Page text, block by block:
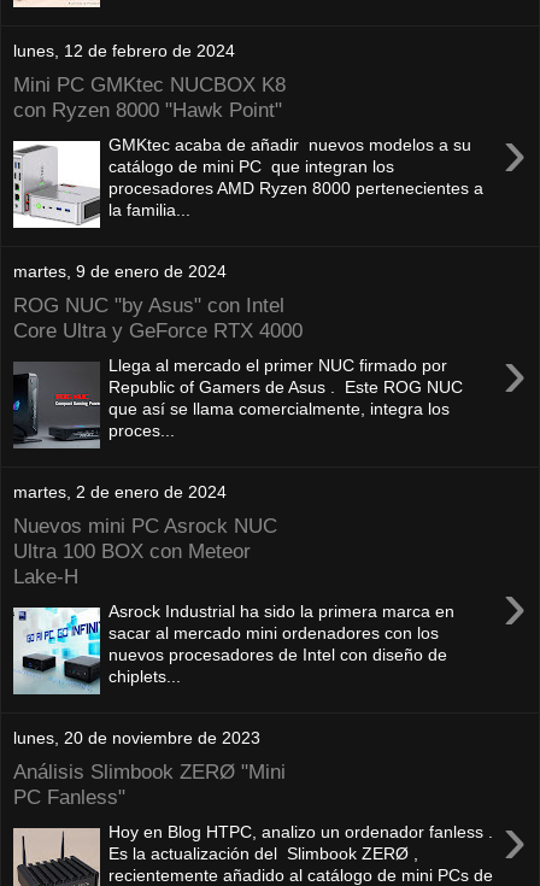
lunes, 12 de febrero de 2024
Mini PC GMKtec NUCBOX K8
con Ryzen 8000 "Hawk Point"
›
GMKtec acaba de añadir nuevos modelos a su
catálogo de mini PC que integran los
procesadores AMD Ryzen 8000 pertenecientes a
la familia...
martes, 9 de enero de 2024
ROG NUC "by Asus" con Intel
Core Ultra y GeForce RTX 4000
›
Llega al mercado el primer NUC firmado por
Republic of Gamers de Asus . Este ROG NUC
que así se llama comercialmente, integra los
proces...
martes, 2 de enero de 2024
Nuevos mini PC Asrock NUC
Ultra 100 BOX con Meteor
Lake-H
›
Asrock Industrial ha sido la primera marca en
sacar al mercado mini ordenadores con los
nuevos procesadores de Intel con diseño de
chiplets...
lunes, 20 de noviembre de 2023
Análisis Slimbook ZERØ "Mini
PC Fanless"
›
Hoy en Blog HTPC, analizo un ordenador fanless .
Es la actualización del Slimbook ZERØ ,
recientemente añadido al catálogo de mini PCs de